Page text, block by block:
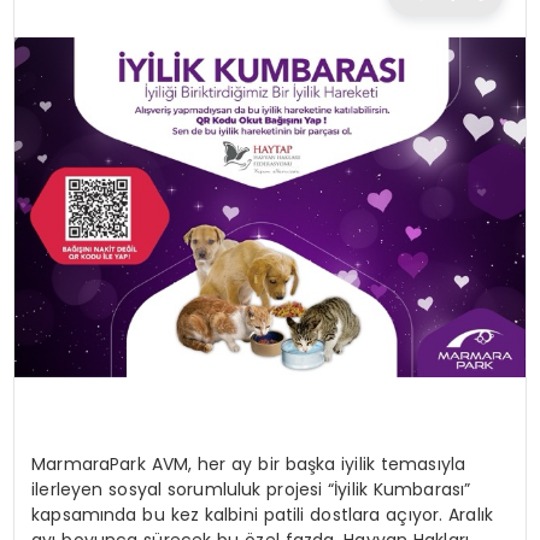
EĞITIM
MAGAZIN
SPOR
YAŞAM
MarmaraParkAVM, her ay bir başka iyilik temasıyla
ilerleyen sosyal sorumluluk projesi“İyilik Kumbarası”
kapsamında bu kez kalbini patili dostlara açıyor. Aralık